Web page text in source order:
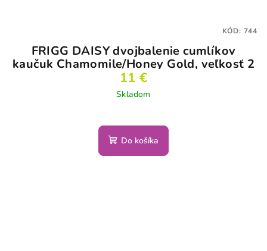
FRIGG DAISY dvojbalenie cumlíkov
kaučuk Chamomile/Honey Gold, veľkosť 2
11 €
Skladom
Do košíka
KÓD: 744